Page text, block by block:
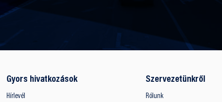
Gyors hivatkozások
Hírlevél
Szervezetünkről
Rólunk